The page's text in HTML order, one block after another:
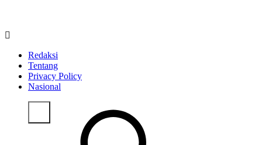
Redaksi
Tentang
Privacy Policy
Nasional